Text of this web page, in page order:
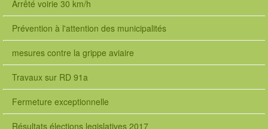
Arrêté voirie 30 km/h
Prévention à l'attention des municipalités
mesures contre la grippe aviaire
Travaux sur RD 91a
Fermeture exceptionnelle
Résultats élections legislatives 2017